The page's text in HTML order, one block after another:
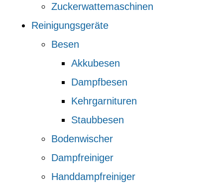
Zuckerwattemaschinen
Reinigungsgeräte
Besen
Akkubesen
Dampfbesen
Kehrgarnituren
Staubbesen
Bodenwischer
Dampfreiniger
Handdampfreiniger